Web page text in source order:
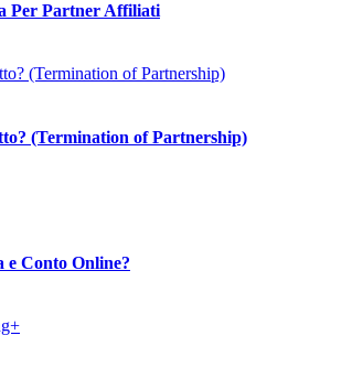
Per Partner Affiliati
(Termination of Partnership)
e Conto Online?